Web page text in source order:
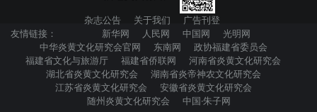
杂志公告 关于我们
广告刊登
友情链接：
新华网 人民网 中国网
光明网
中华炎黄文化研究会官网
东南网
政协福建省委员会
福建省文化与旅游厅
福建省侨联网
河南省炎黄文化研究会
湖北省炎黄文化研究会
湖南省炎帝神农文化研究会
江苏省炎黄文化研究会
安徽省炎黄文化研究会
随州炎黄文化研究会
中国·朱子网